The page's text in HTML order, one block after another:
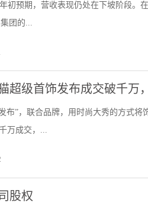
初预期，营收表现仍处在下坡阶段。
团的...
超级首饰发布成交破千万
布”，联合品牌，用时尚大秀的方式
万成交，...
股权